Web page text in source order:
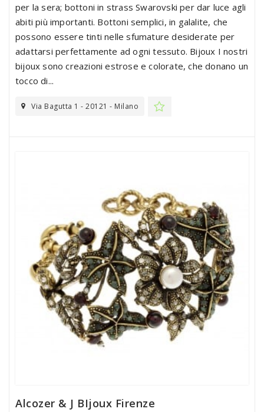
per la sera; bottoni in strass Swarovski per dar luce agli
abiti più importanti. Bottoni semplici, in galalite, che
possono essere tinti nelle sfumature desiderate per
adattarsi perfettamente ad ogni tessuto. Bijoux I nostri
bijoux sono creazioni estrose e colorate, che donano un
tocco di...
Via Bagutta 1 - 20121 - Milano
Alcozer & J BIjoux Firenze